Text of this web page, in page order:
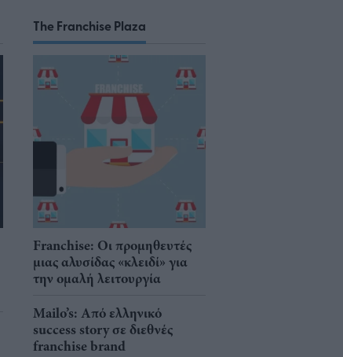
The Franchise Plaza
Franchise: Οι προμηθευτές
μιας αλυσίδας «κλειδί» για
την ομαλή λειτουργία
Mailo’s: Από ελληνικό
success story σε διεθνές
franchise brand